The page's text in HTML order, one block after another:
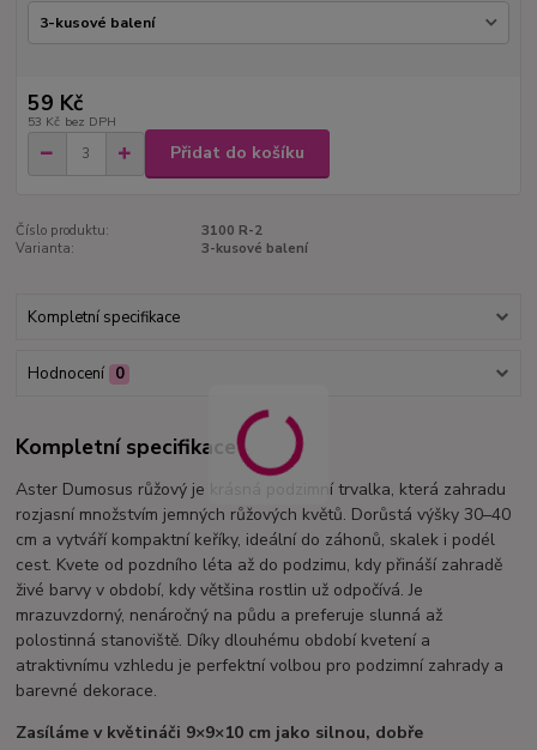
59 Kč
53 Kč bez DPH
Přidat do košíku
Číslo produktu:
3100 R-2
Varianta:
3-kusové balení
Kompletní specifikace
Hodnocení 0
Kompletní specifikace
Aster Dumosus růžový je krásná podzimní trvalka, která zahradu
rozjasní množstvím jemných růžových květů. Dorůstá výšky 30–40
cm a vytváří kompaktní keříky, ideální do záhonů, skalek i podél
cest. Kvete od pozdního léta až do podzimu, kdy přináší zahradě
živé barvy v období, kdy většina rostlin už odpočívá. Je
mrazuvzdorný, nenáročný na půdu a preferuje slunná až
polostinná stanoviště. Díky dlouhému období kvetení a
atraktivnímu vzhledu je perfektní volbou pro podzimní zahrady a
barevné dekorace.
Zasíláme v květináči 9×9×10 cm jako silnou, dobře